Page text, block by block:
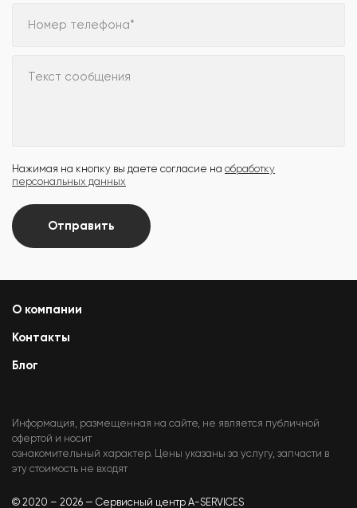
Номер телефона*
Текст сообщения
Нажимая на кнопку вы даете согласие на обработку
персональных данных
Отправить
О компании
Контакты
Блог
Информация, размещенная на сайте, не является публичной
офертой и носит
ознакомительный характер. Цены указаны за услугу, запчасти в
эту стоимость не входят
© 2020 – 2026 — Сервисный центр A-SERVICES